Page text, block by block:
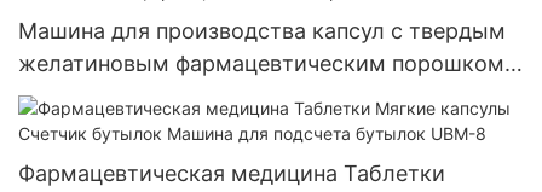
Машина для производства капсул с твердым
желатиновым фармацевтическим порошком
NJP 2500C
Фармацевтическая медицина Таблетки